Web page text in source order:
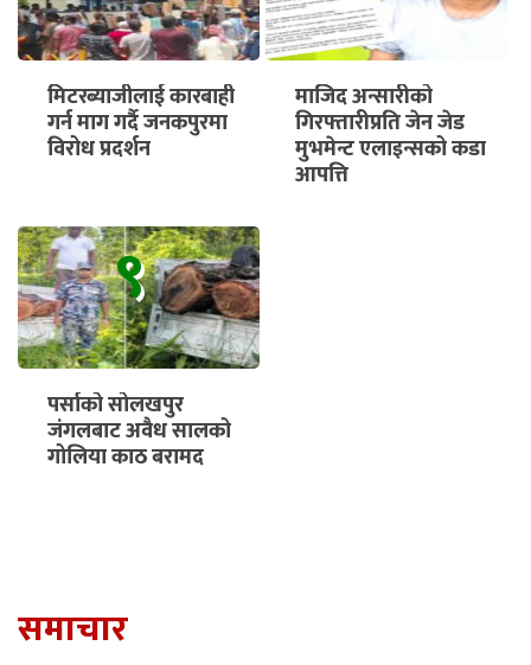
मिटरब्याजीलाई कारबाही
गर्न माग गर्दै जनकपुरमा
विरोध प्रदर्शन
माजिद अन्सारीको
गिरफ्तारीप्रति जेन जेड
मुभमेन्ट एलाइन्सको कडा
आपत्ति
९
पर्साको सोलखपुर
जंगलबाट अवैध सालको
गोलिया काठ बरामद
समाचार